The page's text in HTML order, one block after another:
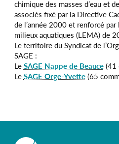
chimique des masses d’eau et
associés fixé par la Directive
de l’année 2000 et renforcé par
milieux aquatiques (LEMA) de
Le territoire du Syndicat de
SAGE :
LeSAGE Nappe de Beauce(41
LeSAGE Orge-Yvette(65